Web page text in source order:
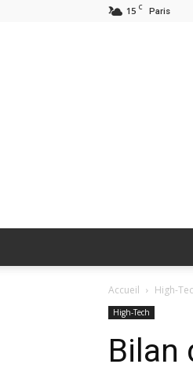
15 C Paris
Accueil High-
High-Tech
Bilan